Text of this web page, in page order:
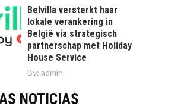
Belvilla versterkt haar
lokale verankering in
België via strategisch
partnerschap met Holiday
House Service
By: admin
NOTICIAS